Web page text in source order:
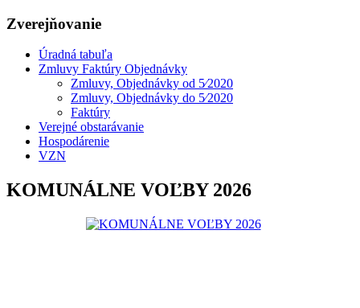
Zverejňovanie
Úradná tabuľa
Zmluvy Faktúry Objednávky
Zmluvy, Objednávky od 5⁄2020
Zmluvy, Objednávky do 5⁄2020
Faktúry
Verejné obstarávanie
Hospodárenie
VZN
KOMUNÁLNE VOĽBY 2026